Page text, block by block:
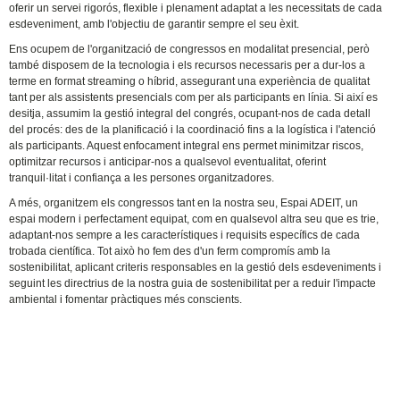
oferir un servei rigorós, flexible i plenament adaptat a les necessitats de cada
esdeveniment, amb l'objectiu de garantir sempre el seu èxit.
Ens ocupem de l'organització de congressos en modalitat presencial, però
també disposem de la tecnologia i els recursos necessaris per a dur-los a
terme en format streaming o híbrid, assegurant una experiència de qualitat
tant per als assistents presencials com per als participants en línia. Si així es
desitja, assumim la gestió integral del congrés, ocupant-nos de cada detall
del procés: des de la planificació i la coordinació fins a la logística i l'atenció
als participants. Aquest enfocament integral ens permet minimitzar riscos,
optimitzar recursos i anticipar-nos a qualsevol eventualitat, oferint
tranquil·litat i confiança a les persones organitzadores.
A més, organitzem els congressos tant en la nostra seu, Espai ADEIT, un
espai modern i perfectament equipat, com en qualsevol altra seu que es trie,
adaptant-nos sempre a les característiques i requisits específics de cada
trobada científica. Tot això ho fem des d'un ferm compromís amb la
sostenibilitat, aplicant criteris responsables en la gestió dels esdeveniments i
seguint les directrius de la nostra guia de sostenibilitat per a reduir l'impacte
ambiental i fomentar pràctiques més conscients.